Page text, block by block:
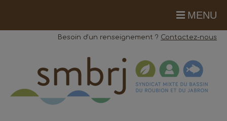
Besoin d'un renseignement ? Contactez-nous
MENU